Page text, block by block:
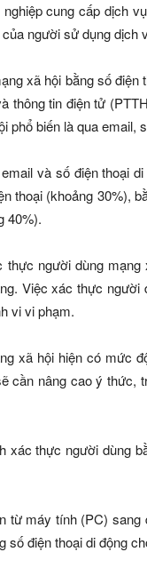
cung cấp dịch
người sử dụng dịch
xã hội bằng số điện
thông tin điện tử
phổ biến là qua email,
và số điện thoại
thoại (khoảng 30%),
40%).
người dùng
Việc xác thực
vi vi phạm.
xã hội hiện có mức
cần nâng cao ý thức,
xác thực người dùng
từ máy tính (PC)
điện thoại di động